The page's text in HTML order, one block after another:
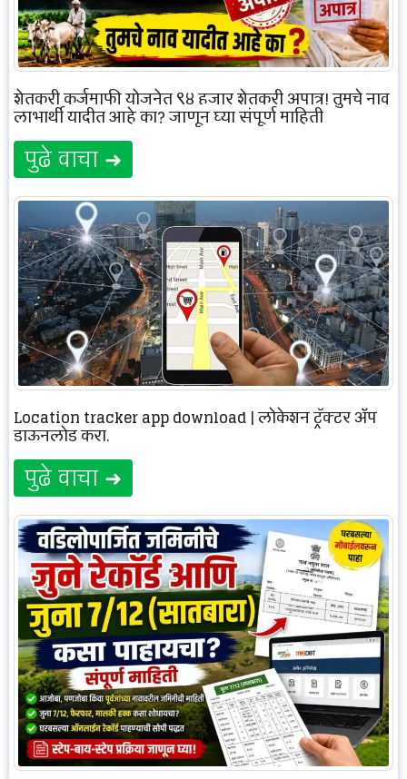
शेतकरी कर्जमाफी योजनेत ९४ हजार शेतकरी अपात्र! तुमचे नाव
लाभार्थी यादीत आहे का? जाणून घ्या संपूर्ण माहिती
पुढे वाचा ➜
Location tracker app download | लोकेशन ट्रॅक्टर ॲप
डाऊनलोड करा.
पुढे वाचा ➜